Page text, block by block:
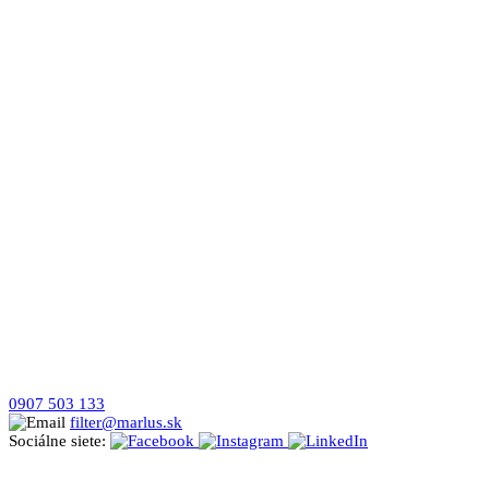
0907 503 133
filter@marlus.sk
Sociálne siete: